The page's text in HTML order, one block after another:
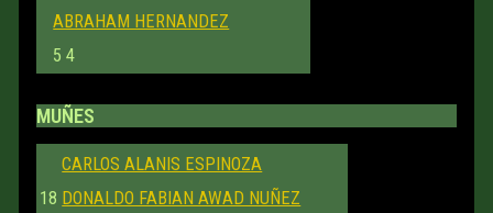
ABRAHAM HERNANDEZ
54
MUÑES
CARLOS ALANIS ESPINOZA
18 DONALDO FABIAN AWAD NUÑEZ